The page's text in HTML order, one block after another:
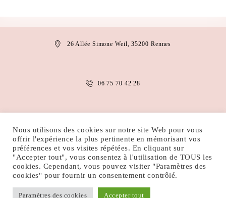
26 Allée Simone Weil, 35200 Rennes
06 75 70 42 28
MENTIONS LÉGALES CONDITIONS D’UTILISATION
POLITIQUE DE COOKIES POLITIQUE DE CONFIDENTIALITÉ
Nous utilisons des cookies sur notre site Web pour vous
offrir l'expérience la plus pertinente en mémorisant vos
préférences et vos visites répétées. En cliquant sur
"Accepter tout", vous consentez à l'utilisation de TOUS les
cookies. Cependant, vous pouvez visiter "Paramètres des
cookies" pour fournir un consentement contrôlé.
Paramètres des cookies Accepter tout